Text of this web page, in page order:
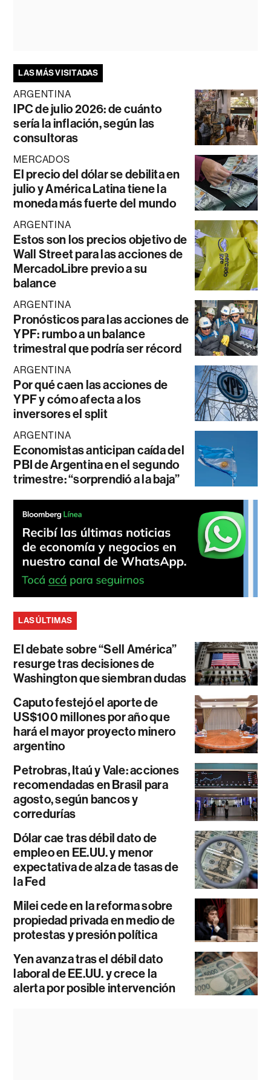
LAS MÁS VISITADAS
ARGENTINA
IPC de julio 2026: de cuánto
sería la inflación, según las
consultoras
MERCADOS
El precio del dólar se debilita en
julio y América Latina tiene la
moneda más fuerte del mundo
ARGENTINA
Estos son los precios objetivo de
Wall Street para las acciones de
MercadoLibre previo a su
balance
ARGENTINA
Pronósticos para las acciones de
YPF: rumbo a un balance
trimestral que podría ser récord
ARGENTINA
Por qué caen las acciones de
YPF y cómo afecta a los
inversores el split
ARGENTINA
Economistas anticipan caída del
PBI de Argentina en el segundo
trimestre: “sorprendió a la baja”
LAS ÚLTIMAS
El debate sobre “Sell América”
resurge tras decisiones de
Washington que siembran dudas
Caputo festejó el aporte de
US$100 millones por año que
hará el mayor proyecto minero
argentino
Petrobras, Itaú y Vale: acciones
recomendadas en Brasil para
agosto, según bancos y
corredurías
Dólar cae tras débil dato de
empleo en EE.UU. y menor
expectativa de alza de tasas de
la Fed
Milei cede en la reforma sobre
propiedad privada en medio de
protestas y presión política
Yen avanza tras el débil dato
laboral de EE.UU. y crece la
alerta por posible intervención